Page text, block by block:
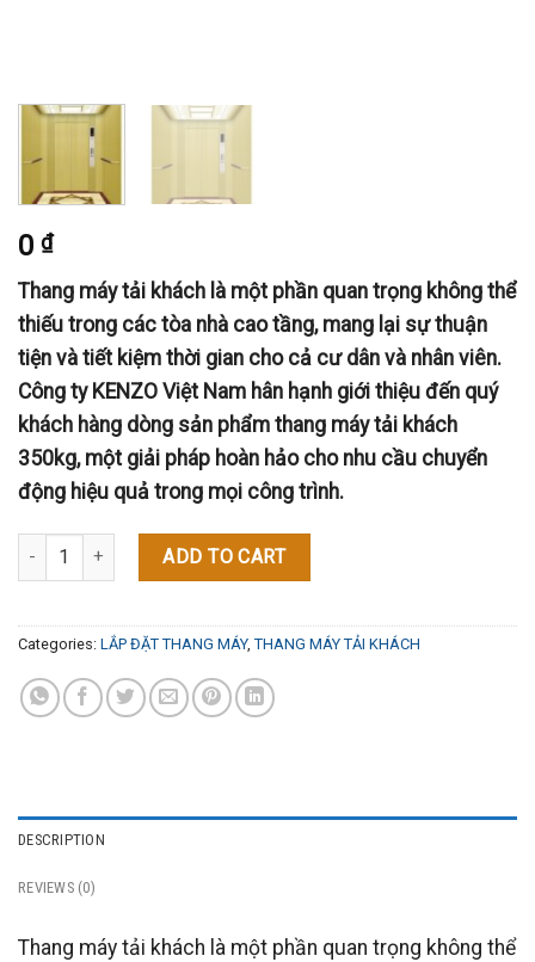
0 ₫
Thang máy tải khách là một phần quan trọng không thể
thiếu trong các tòa nhà cao tầng, mang lại sự thuận
tiện và tiết kiệm thời gian cho cả cư dân và nhân viên.
Công ty KENZO Việt Nam hân hạnh giới thiệu đến quý
khách hàng dòng sản phẩm thang máy tải khách
350kg, một giải pháp hoàn hảo cho nhu cầu chuyển
động hiệu quả trong mọi công trình.
Thang máy tải khách 350kg quantity
ADD TO CART
Categories: LẮP ĐẶT THANG MÁY, THANG MÁY TẢI KHÁCH
DESCRIPTION
REVIEWS (0)
Thang máy tải khách là một phần quan trọng không thể